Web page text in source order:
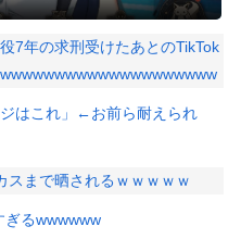
7年の求刑受けたあとのTikTok
ジはこれ」←お前ら耐えられ
スまで晒されるｗｗｗｗｗ
ぎるwwwwww